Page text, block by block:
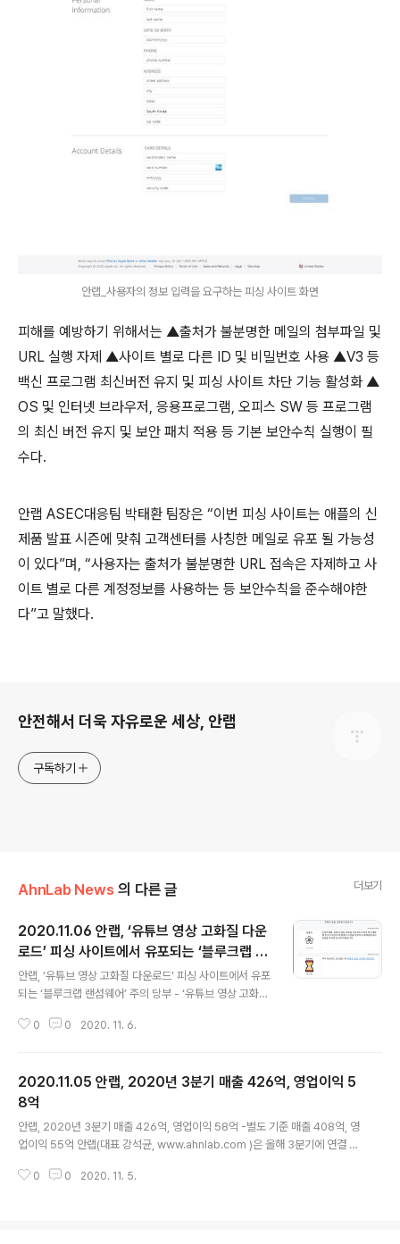
안랩_사용자의 정보 입력을 요구하는 피싱 사이트 화면
피해를 예방하기 위해서는 ▲출처가 불분명한 메일의 첨부파일 및
URL 실행 자제 ▲사이트 별로 다른 ID 및 비밀번호 사용 ▲V3 등
백신 프로그램 최신버전 유지 및 피싱 사이트 차단 기능 활성화 ▲
OS 및 인터넷 브라우저 , 응용프로그램, 오피스 SW 등 프로그램
의 최신 버전 유지 및 보안 패치 적용 등 기본 보안수칙 실행이 필
수다.
안랩 ASEC대응팀 박태환 팀장은 “이번 피싱 사이트는 애플의 신
제품 발표 시즌에 맞춰 고객센터를 사칭한 메일로 유포 될 가능성
이 있다”며, “사용자는 출처가 불분명한 URL 접속은 자제하고 사
이트 별로 다른 계정정보를 사용하는 등 보안수칙을 준수해야한
다”고 말했다.
안전해서 더욱 자유로운 세상, 안랩
구독하기
AhnLab News 의 다른 글 더보기
2020.11.06 안랩, ‘유튜브 영상 고화질 다운
로드’ 피싱 사이트에서 유포되는 ‘블루크랩 랜
섬웨어’ 주의 당부
안랩, ‘유튜브 영상 고화질 다운로드’ 피싱 사이트에서 유포
되는 ‘블루크랩 랜섬웨어’ 주의 당부 - ‘유튜브 영상 고화질
유포 - 사용자가 해당 피싱 사이트에서 다운로드 받은 파일
용프로그램, 오피스 SW등 프로그램 최신 버전 유지 및 보
안 패치 적용 ▲백신 프로그램 최신버전 유지 및 실시간 검
사 기능 사용 ▲중요 데이터는 별도 보관장치에 백업 등의
보안수칙 준수 필요 안랩(대표 강석균, www.ahnlab.co
m )이 최근 ‘유튜브 영상 고화질 다운로드'로 위장한 피싱
사이트에서 ‘블루크랩 랜섬웨어’를 유포하는 사례를 발견
0 0 2020. 11. 6.
2020.11.05 안랩, 2020년 3분기 매출 426억, 영업이익 5
8억
안랩, 2020년 3분기 매출 426억, 영업이익 58억 -별도 기준 매출 408억, 영
업이익 55억 안랩(대표 강석균, www.ahnlab.com )은 올해 3분기에 연결 재
원, 영업이익 55억원)을 기록했다고 잠정 실적을 공시했다. 이는 전년 동기대비
0 0 2020. 11. 5.